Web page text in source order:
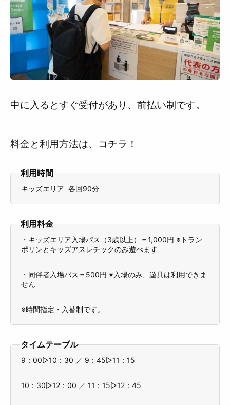
中に入るとすぐ受付があり、前払い制です。
料金と利用方法は、コチラ！
利用時間
キッズエリア 各回90分
利用料金
・キッズエリア入場パス（3歳以上）＝1,000円 ※トラン
ポリンとキッズアスレチックのみ遊べます
・同伴者入場パス＝500円 ※入場のみ、遊具は利用できま
せん
※時間指定・入替制です。
タイムテーブル
9：00▷10：30 ／ 9：45▷11：15
10：30▷12：00 ／ 11：15▷12：45